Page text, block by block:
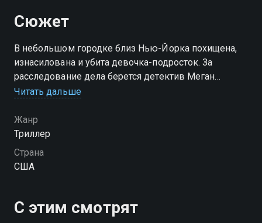
Сюжет
В небольшом городке близ Нью-Йорка похищена,
изнасилована и убита девочка-подросток. За
расследование дела берется детектив Меган
Пейдж: она полностью посвящает себя работе,
девочку во снах. ФБР решает, что убийцей был
случайный прохожий, которому повезло не
попасться; Меган же считает, что преступление -
дело рук серийного манька.Она отмечает, что имя и
убийство происходит по той же схеме, к Меган
начинают прислушиваться, однако ее психическое
Читать дальше
Жанр
Триллер
Страна
США
С этим смотрят